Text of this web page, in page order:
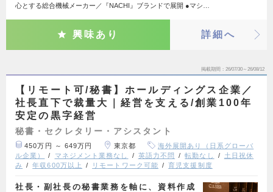
心とする総合機械メーカー／『NACHI』ブランドで展開 ●マシ…
興味あり 詳細へ
掲載期間 26/07/30～26/08/12
【リモート可/秘書】ホールディングス企業／
社長直下で裁量大｜経営を支える/創業100年
安定の黒字経営
秘書・セクレタリー・アシスタント
450万円 ～ 649万円 東京都
海外展開あり（日系グローバ
ル企業）
マネジメント業務なし 英語力不問 転勤なし
土日祝休
み
年収600万以上 リモートワーク可能 育児支援制度
社長・副社長の秘書業務を軸に、資料作成